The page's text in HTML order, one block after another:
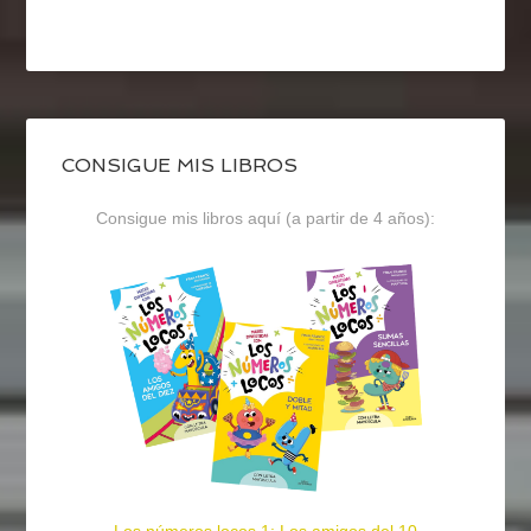
CONSIGUE MIS LIBROS
Consigue mis libros aquí (a partir de 4 años):